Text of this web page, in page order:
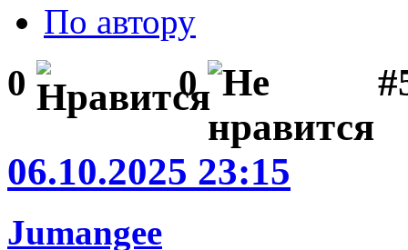
По автору
0 0
06.10.2025 23:15
Jumangee